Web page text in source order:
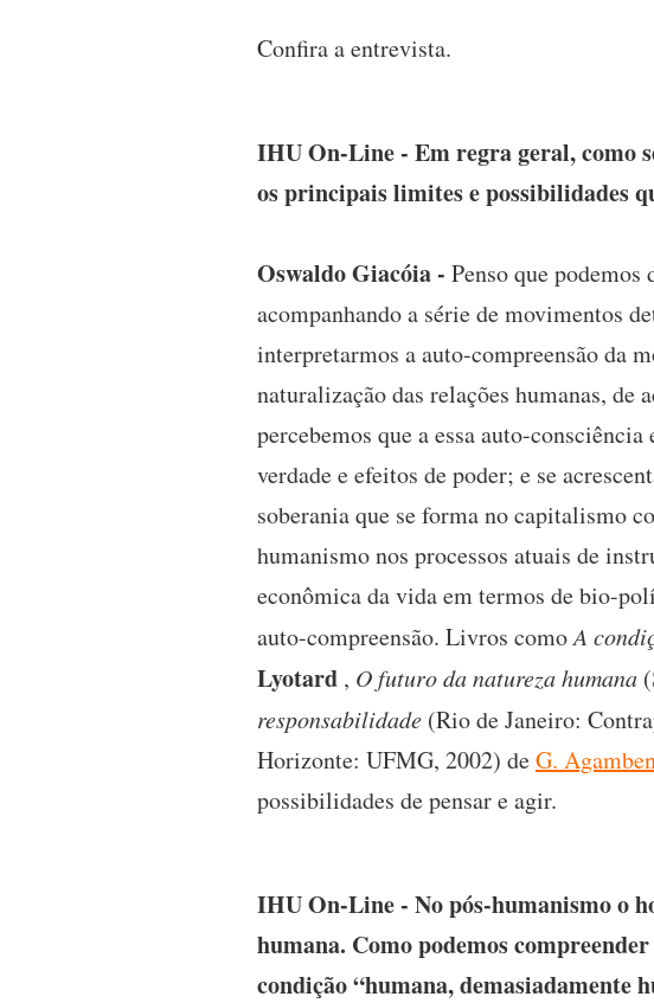
Confira a entrevista.
IHU On-Line - Em regra geral, como
os principais limites e possibilidades
Oswaldo Giacóia - Penso que
acompanhando a série de movimentos
interpretarmos a auto-compreensão da
naturalização das relações humanas,
percebemos que a essa auto-
verdade e efeitos de poder; e se
soberania que se forma no capitalismo
humanismo nos processos atuais de
econômica da vida em termos de bio-
auto-compreensão. Livros comoA
Lyotard , O futuro da natureza humana
responsabilidade (Rio de Janeiro:
Horizonte: UFMG, 2002) deG.
possibilidades de pensar e agir.
IHU On-Line - No pós-humanismo o
humana. Como podemos
condição “humana, demasiadamente